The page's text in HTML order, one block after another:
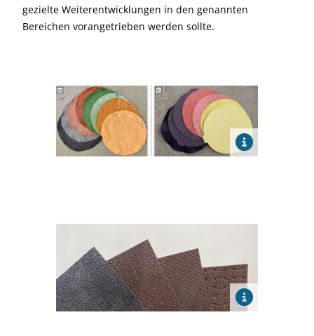
gezielte Weiterentwicklungen in den genannten
Bereichen vorangetrieben werden sollte.